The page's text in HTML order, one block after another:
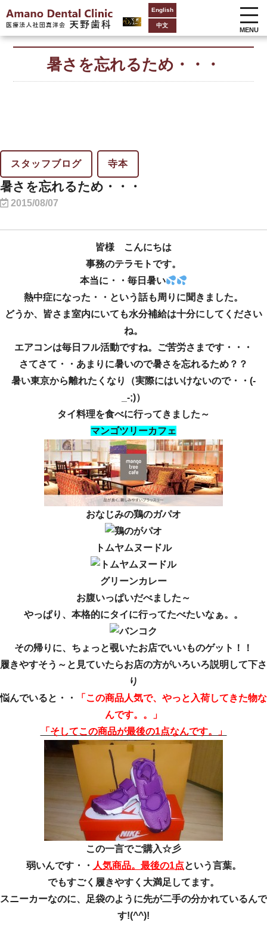
English
中文
MENU
暑さを忘れるため・・・
スタッフブログ 寺本
暑さを忘れるため・・・
2015/08/07
皆様 こんにちは
事務のテラモトです。
本当に・・毎日暑い
熱中症になった・・という話も周りに聞きました。
どうか、皆さま室内にいても水分補給は十分にしてください
ね。
エアコンは毎日フル活動ですね。ご苦労さまです・・・
さてさて・・あまりに暑いので暑さを忘れるため？？
暑い東京から離れたくなり（実際にはいけないので・・(-
_-;)）
タイ料理を食べに行ってきました～
マンゴツリーカフェ
おなじみの鶏のガパオ
トムヤムヌードル
グリーンカレー
お腹いっぱいだべました～
やっぱり、本格的にタイに行ってたべたいなぁ。。
その帰りに、ちょっと覗いたお店でいいものゲット！！
履きやすそう～と見ていたらお店の方がいろいろ説明して下さ
り
悩んでいると・・
「この商品人気で、やっと入荷してきた物な
んです。。」
「そしてこの商品が最後の1点なんです。」
この一言でご購入☆彡
弱いんです・・ 人気商品。最後の1点という言葉。
でもすごく履きやすく大満足してます。
スニーカーなのに、足袋のように先が二手の分かれているんで
す!(^^)!